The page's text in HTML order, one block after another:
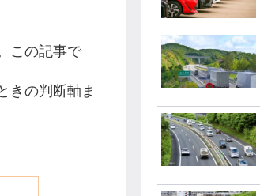
この記事で
きの判断軸ま